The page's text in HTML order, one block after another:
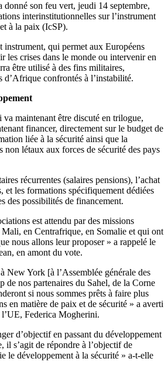
donné son feu vert, jeudi 14 septembre,
interinstitutionnelles sur l’instrument
à la paix (IcSP).
instrument, qui permet aux Européens
les crises dans le monde ou intervenir en
être utilisé à des fins militaires,
d’Afrique confrontés à l’instabilité.
va maintenant être discuté en trilogue,
financer, directement sur le budget de
liée à la sécurité ainsi que la
non létaux aux forces de sécurité des pays
récurrentes (salaires pensions), l’achat
et les formations spécifiquement dédiées
des possibilités de financement.
est attendu par des missions
Mali, en Centrafrique, en Somalie et qui ont
nous allons leur proposer » a rappelé le
en amont du vote.
New York [à l’Assemblée générale des
de nos partenaires du Sahel, de la Corne
si nous sommes prêts à faire plus
en matière de paix et de sécurité » a averti
Federica Mogherini.
d’objectif en passant du développement
il s’agit de répondre à l’objectif de
le développement à la sécurité » a-t-elle